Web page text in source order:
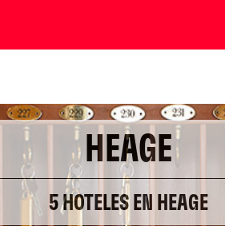
HEAGE
5 HOTELES EN HEAGE